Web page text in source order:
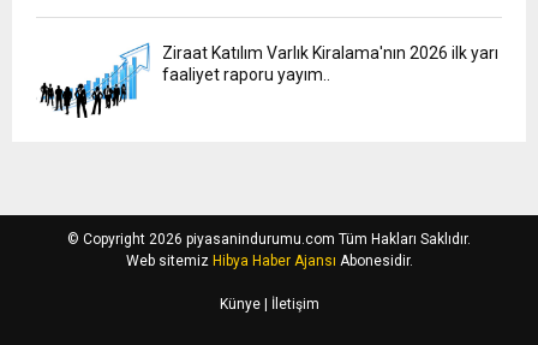
Ziraat Katılım Varlık Kiralama'nın 2026 ilk yarı
faaliyet raporu yayım..
© Copyright 2026 piyasanindurumu.com Tüm Hakları Saklıdır.
Web sitemiz Hibya Haber Ajansı Abonesidir.
Künye| İletişim